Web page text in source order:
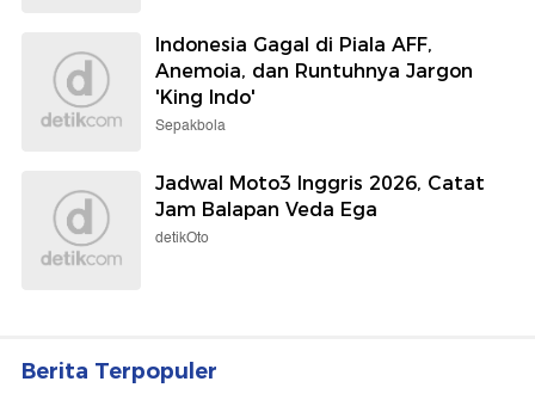
Indonesia Gagal di Piala AFF,
Anemoia, dan Runtuhnya Jargon
'King Indo'
Sepakbola
Jadwal Moto3 Inggris 2026, Catat
Jam Balapan Veda Ega
detikOto
Berita Terpopuler